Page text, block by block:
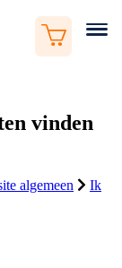
vinden
algemeen
Ik